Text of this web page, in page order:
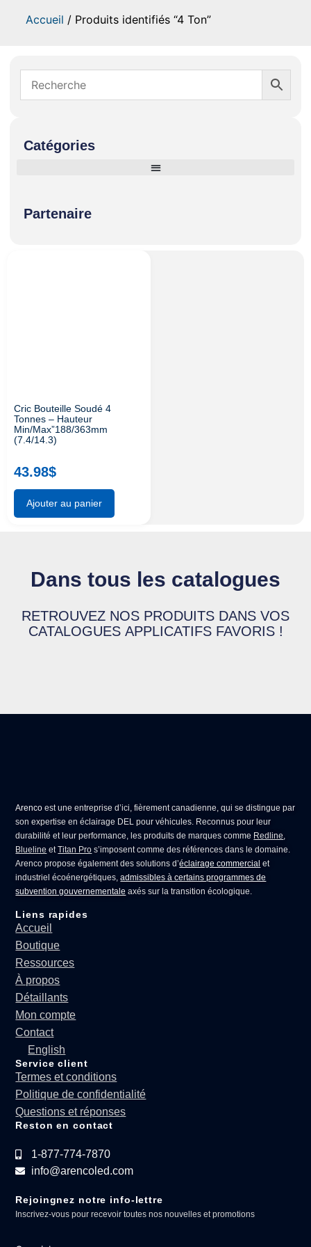
Accueil / Produits identifiés “4 Ton”
Catégories
Partenaire
Cric Bouteille Soudé 4
Tonnes – Hauteur
Min/Max”188/363mm
(7.4/14.3)
43.98$
Ajouter au panier
Dans tous les catalogues
RETROUVEZ NOS PRODUITS DANS VOS
CATALOGUES APPLICATIFS FAVORIS !
Arenco est une entreprise d’ici, fièrement canadienne, qui se distingue par
son expertise enéclairage DEL pour véhicules . Reconnus pour leur
durabilité et leur performance, les produits de marques comme Redline
Blueline etTitan Pro s’imposent comme des références dans le domaine.
Arenco propose également des solutions d’éclairage commercial et
industriel écoénergétiques,admissibles à certains programmes de
subvention gouvernementale axés sur la transition écologique.
Liens rapides
Accueil
Boutique
Ressources
À propos
Détaillants
Mon compte
Contact
English
Service client
Termes et conditions
Politique de confidentialité
Questions et réponses
Reston en contact
1-877-774-7870
info@arencoled.com
Rejoingnez notre info-lettre
Inscrivez-vous pour recevoir toutes nos nouvelles et promotions